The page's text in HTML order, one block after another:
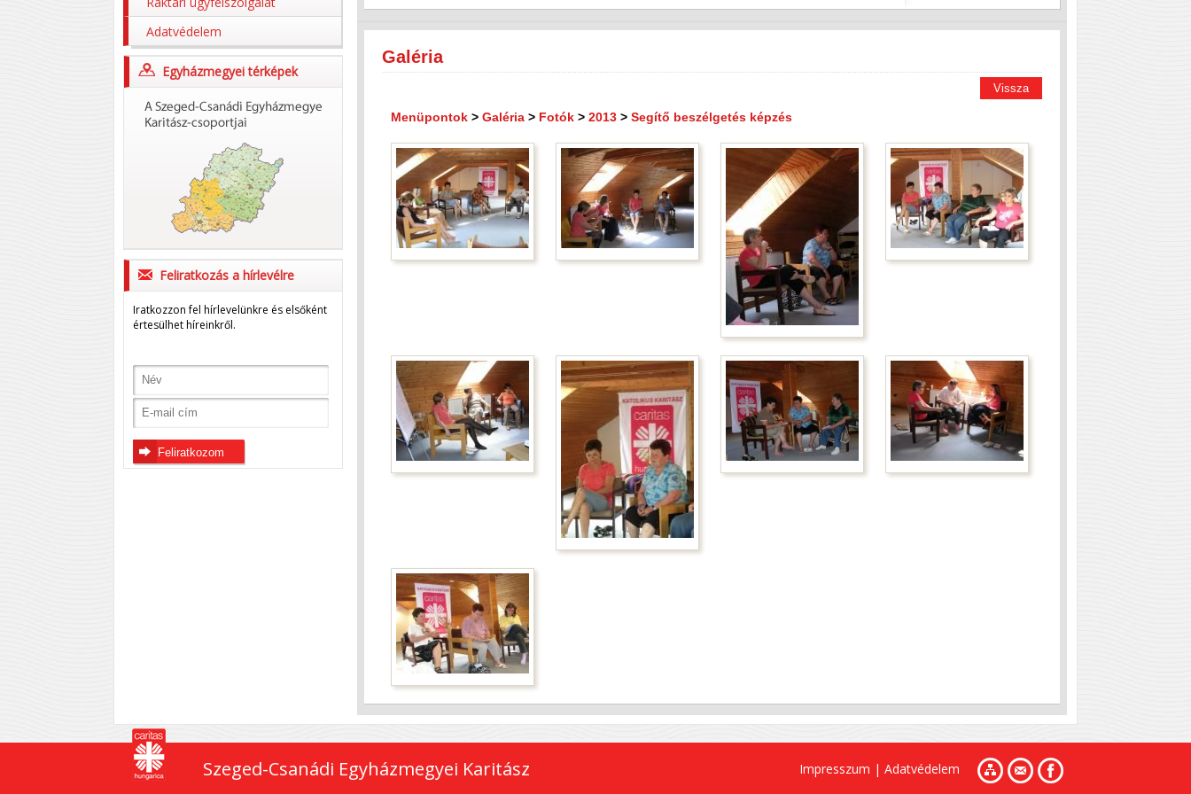
Adatvédelem
Egyházmegyei térképek
Feliratkozás a hírlevélre
Iratkozzon fel hírlevelünkre és elsőként
értesülhet híreinkről.
Galéria
Vissza
Menüpontok > Galéria > Fotók > 2013 > Segítő beszélgetés képzés
Szeged-Csanádi Egyházmegyei Karitász Impresszum | Adatvédelem